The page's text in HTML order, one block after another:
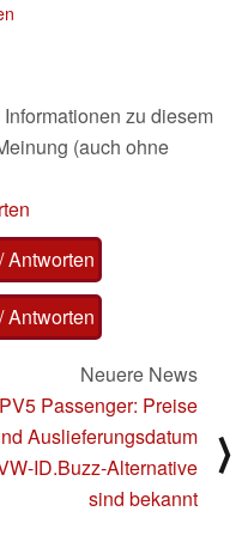
zu diesem
(auch ohne
Antworten
Antworten
Neuere News
Passenger: Preise
Auslieferungsdatum
ID.Buzz-Alternative
sind bekannt
⟩